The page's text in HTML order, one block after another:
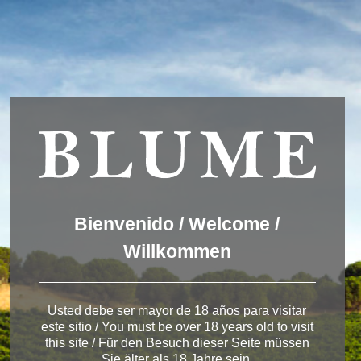
ENGLISH
ESPAÑOL
DEUTSCH
Winery Toro
< Bodega de Toro
We are using cookies to give you the best experience on our
website.
You can find out more about which cookies we are using or
Bienvenido / Welcome /
Willkommen
Usted debe ser mayor de 18 años para visitar
este sitio / You must be over 18 years old to visit
this site / Für den Besuch dieser Seite müssen